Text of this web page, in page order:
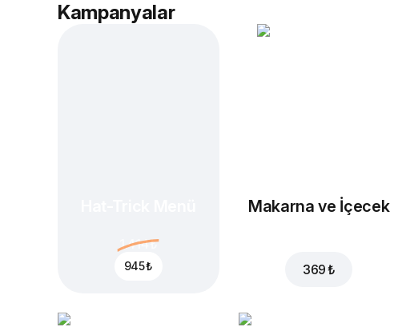
Kampanyalar
1.414 ₺
945 ₺
Makarna ve İçecek
369 ₺